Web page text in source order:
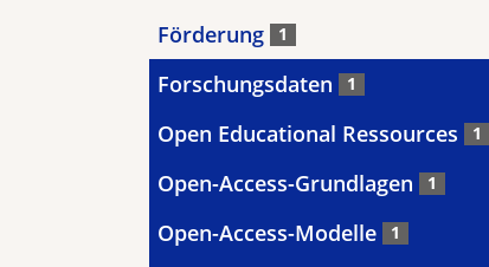
Förderung 1
Forschungsdaten 1
Open Educational Ressources 1
Open-Access-Grundlagen 1
Open-Access-Modelle 1